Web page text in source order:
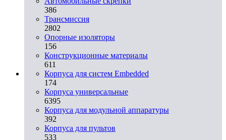
386
Трансмиссия
2802
Опорные изоляторы
156
Конструкционные материалы
611
Корпуса для систем Embedded
174
Корпуса универсальные
6395
Корпуса для модульной аппаратуры
392
Корпуса для пультов
533